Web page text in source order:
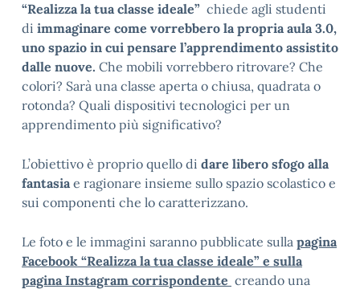
“Realizza la tua classe ideale” chiede agli studenti
di immaginare come vorrebbero la propria aula 3.0,
uno spazio in cui pensare l’apprendimento assistito
dalle nuove. Che mobili vorrebbero ritrovare? Che
colori? Sarà una classe aperta o chiusa, quadrata o
rotonda? Quali dispositivi tecnologici per un
apprendimento più significativo?
L’obiettivo è proprio quello di dare libero sfogo alla
fantasiae ragionare insieme sullo spazio scolastico e
sui componenti che lo caratterizzano.
Le foto e le immagini saranno pubblicate sulla pagina
Facebook “Realizza la tua classe ideale” e sulla
pagina Instagram corrispondente creando una